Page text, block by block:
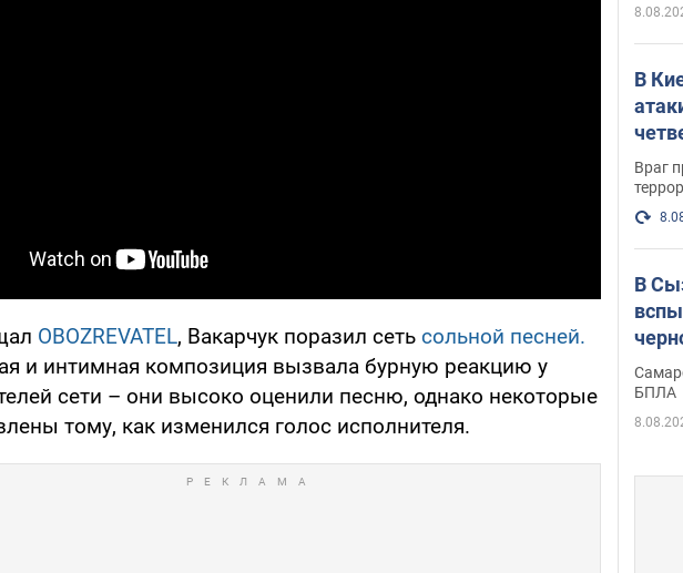
OBOZREVATEL, Вакарчук поразил сеть сольной песней.
и интимная композиция вызвала бурную реакцию у
сети – они высоко оценили песню, однако некоторые
тому, как изменился голос исполнителя.
В
Враг
В
БПЛА